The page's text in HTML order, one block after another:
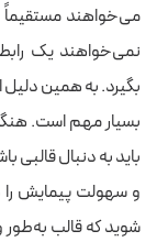
می‌خواهند مستقیماً
نمی‌خواهند یک
بگیرد. به همین
بسیار مهم است.
باید به دنبال قالبی
و سهولت پیمایش را
شوید که قالب به‌طور